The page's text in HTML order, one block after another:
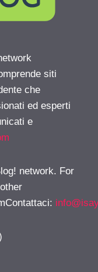
siti
che
ed esperti
e
network. For
: